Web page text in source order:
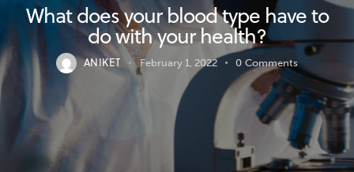
What does your blood type have to
do with your health?
ANIKET February 1, 2022 0 Comments